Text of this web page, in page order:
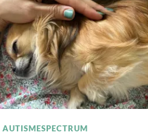
AUTISMESPECTRUM